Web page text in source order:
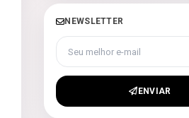
NEWSLETTER
Seu melhor e-mail
ENVIAR